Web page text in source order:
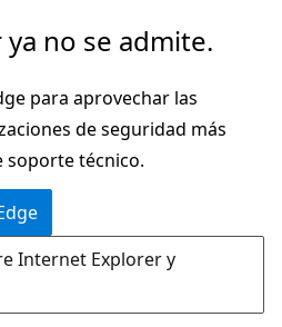
no se admite.
para aprovechar las
de seguridad más
soporte técnico.
Internet Explorer y